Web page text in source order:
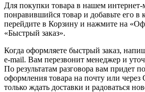
Для покупки товара в нашем интернет-
понравившийся товар и добавьте его в
перейдите в Корзину и нажмите на
«Быстрый заказ».
Когда оформляете быстрый заказ,
e-mail. Вам перезвонит менеджер и
По результатам разговора вам придет
оформления товара на почту или
только ждать доставки и радоваться